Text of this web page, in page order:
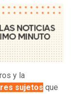
y la
sujetos que